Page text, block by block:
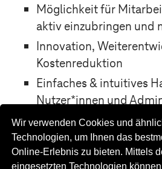
Möglichkeit für
aktiv einzubringen und
Innovation,
Kostenreduktion
Einfaches & intuitives
Nutzer*innen und
Wir verwenden Cookies und
Technologien, um Ihnen das
Online-Erlebnis zu bieten. Mittels
eingesetzten Technologien können